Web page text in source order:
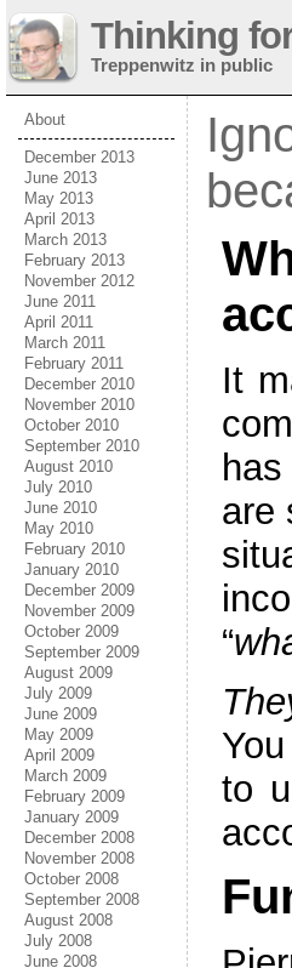
Thinking
Treppenwitz in public
About
December 2013
June 2013
May 2013
April 2013
March 2013
February 2013
November 2012
June 2011
April 2011
March 2011
February 2011
December 2010
November 2010
October 2010
September 2010
August 2010
July 2010
June 2010
May 2010
February 2010
January 2010
December 2009
November 2009
October 2009
September 2009
August 2009
July 2009
June 2009
May 2009
April 2009
March 2009
February 2009
January 2009
December 2008
November 2008
October 2008
September 2008
August 2008
July 2008
June 2008
It
are
“
to